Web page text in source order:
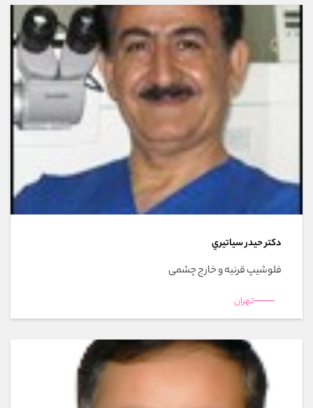
دکتر حيدر سياتيري
فلوشیپ قرنیه و خارج چشمی
تهران